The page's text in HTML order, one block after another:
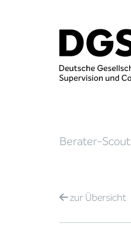
Berater-Scout
zurÜbersicht